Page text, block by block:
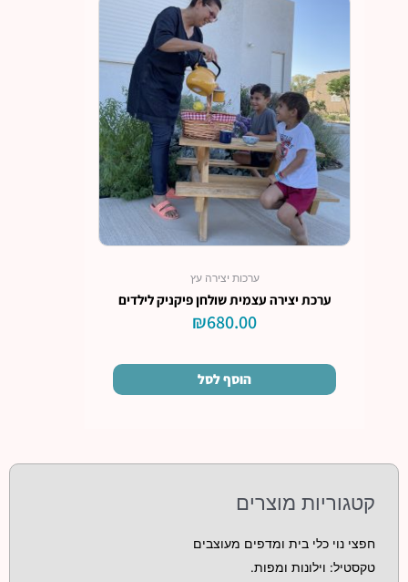
ערכות יצירה עץ
ערכת יצירה עצמית שולחן פיקניק לילדים
₪680.00
הוסף לסל
קטגוריות מוצרים
חפצי נוי כלי בית ומדפים מעוצבים
טקסטיל: וילונות ומפות.